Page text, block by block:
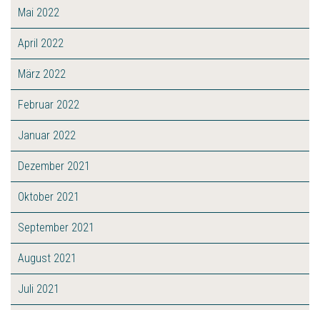
Mai 2022
April 2022
März 2022
Februar 2022
Januar 2022
Dezember 2021
Oktober 2021
September 2021
August 2021
Juli 2021